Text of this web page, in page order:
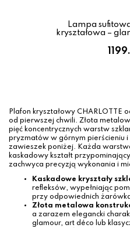
Lampa
kryształowa –
Plafon kryształowy CHARLOTTE
od pierwszej chwili. Złota
pięć koncentrycznych warstw
pryzmatów w górnym pierścieniu i
zawieszek poniżej. Każda
kaskadowy kształt
zachwyca precyzją wykonania i
Kaskadowe kryształy
refleksów, wypełniając
przy odpowiednich
Złota metalowa
a zarazem elegancki
glamour, art déco lub